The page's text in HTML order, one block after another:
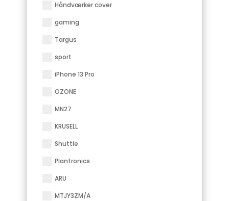
Håndværker cover
gaming
Targus
sport
iPhone 13 Pro
OZONE
MN27
KRUSELL
Shuttle
Plantronics
ARU
MTJY3ZM/A